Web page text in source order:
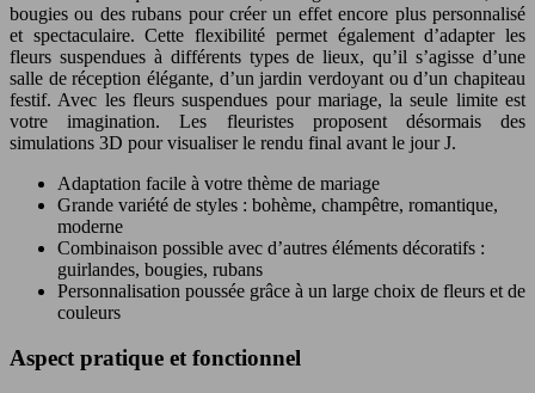
bougies ou des rubans pour créer un effet encore plus personnalisé
et spectaculaire. Cette flexibilité permet également d’adapter les
fleurs suspendues à différents types de lieux, qu’il s’agisse d’une
salle de réception élégante, d’un jardin verdoyant ou d’un chapiteau
festif. Avec les fleurs suspendues pour mariage, la seule limite est
votre imagination. Les fleuristes proposent désormais des
simulations 3D pour visualiser le rendu final avant le jour J.
Adaptation facile à votre thème de mariage
Grande variété de styles : bohème, champêtre, romantique,
moderne
Combinaison possible avec d’autres éléments décoratifs :
guirlandes, bougies, rubans
Personnalisation poussée grâce à un large choix de fleurs et de
couleurs
Aspect pratique et fonctionnel